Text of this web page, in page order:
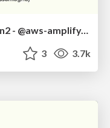
CDKアプリとしてのAmplify Gen2 - @aws-amplify/backendのアーキテクチャにみるCDKベストプラクティス -
3 3.7k